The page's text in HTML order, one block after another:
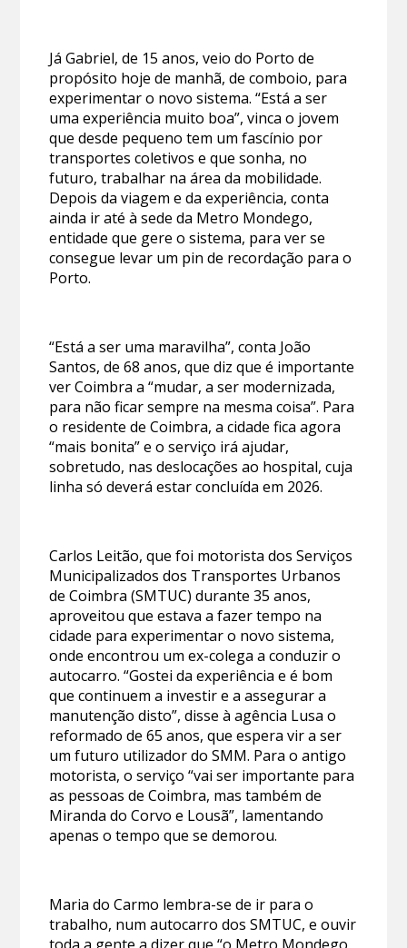
Já Gabriel, de 15 anos, veio do Porto de
propósito hoje de manhã, de comboio, para
experimentar o novo sistema. “Está a ser
uma experiência muito boa”, vinca o jovem
que desde pequeno tem um fascínio por
transportes coletivos e que sonha, no
futuro, trabalhar na área da mobilidade.
Depois da viagem e da experiência, conta
ainda ir até à sede da Metro Mondego,
entidade que gere o sistema, para ver se
consegue levar um pin de recordação para o
Porto.
“Está a ser uma maravilha”, conta João
Santos, de 68 anos, que diz que é importante
ver Coimbra a “mudar, a ser modernizada,
para não ficar sempre na mesma coisa”. Para
o residente de Coimbra, a cidade fica agora
“mais bonita” e o serviço irá ajudar,
sobretudo, nas deslocações ao hospital, cuja
linha só deverá estar concluída em 2026.
Carlos Leitão, que foi motorista dos Serviços
Municipalizados dos Transportes Urbanos
de Coimbra (SMTUC) durante 35 anos,
aproveitou que estava a fazer tempo na
cidade para experimentar o novo sistema,
onde encontrou um ex-colega a conduzir o
autocarro. “Gostei da experiência e é bom
que continuem a investir e a assegurar a
manutenção disto”, disse à agência Lusa o
reformado de 65 anos, que espera vir a ser
um futuro utilizador do SMM. Para o antigo
motorista, o serviço “vai ser importante para
as pessoas de Coimbra, mas também de
Miranda do Corvo e Lousã”, lamentando
apenas o tempo que se demorou.
Maria do Carmo lembra-se de ir para o
trabalho, num autocarro dos SMTUC, e ouvir